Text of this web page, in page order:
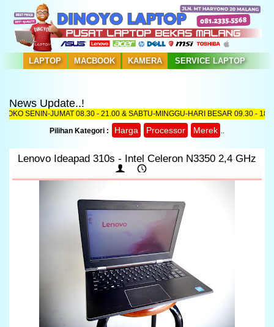
LAPTOP MACBOOK KAMERA SERVICE LAPTOP
News Update..!
TOKO SENIN-JUMAT 08.30 - 21.00 & SABTU-MINGGU-HARI BESAR 09.30 -
Pilihan Kategori :
Harga Processor Merek ..
Lenovo Ideapad 310s - Intel Celeron N3350 2,4 GHz